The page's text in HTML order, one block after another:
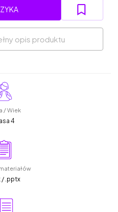
opis produktu
/ Wiek
4
/ .pptx